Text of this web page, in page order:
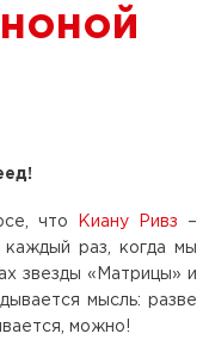
что Киану Ривз –
раз, когда мы
звезды «Матрицы» и
мысль: разве
можно!